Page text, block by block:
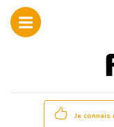
Je connais